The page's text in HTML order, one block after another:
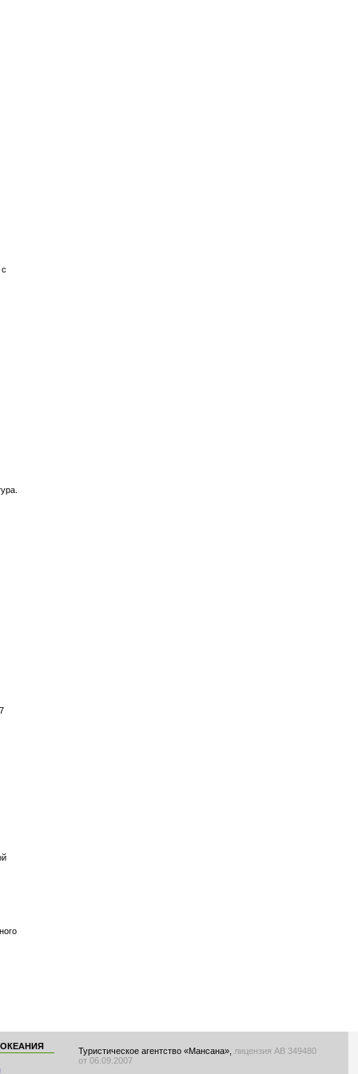
Туристическое агентство «Мансана», лицензия АВ 349480
от 06.09.2007